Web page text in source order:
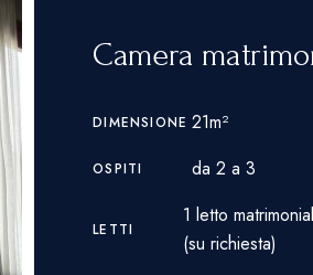
Camera
DIMENSIONE 21m²
OSPITI da 2 a 3
LETTI
1 letto
(su richiesta)